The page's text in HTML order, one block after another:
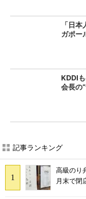
「日
ガポー
KDDI
会長の
記事ランキング
高級のり
月末で閉